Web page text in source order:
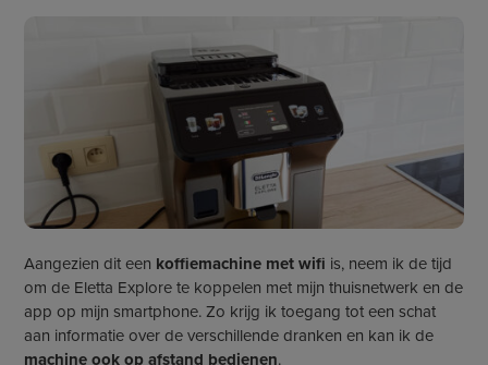
Aangezien dit een koffiemachine met wifi is, neem ik de tijd
om de Eletta Explore te koppelen met mijn thuisnetwerk en de
app op mijn smartphone. Zo krijg ik toegang tot een schat
aan informatie over de verschillende dranken en kan ik de
machine ook op afstand bedienen.